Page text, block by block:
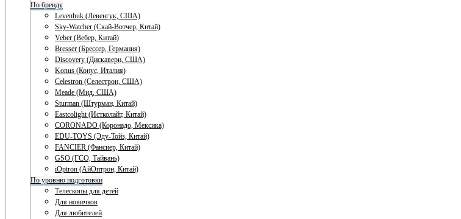
По бренду
Levenhuk (Левенгук, США)
Sky-Watcher (Скай-Вотчер, Китай)
Veber (Вебер, Китай)
Bresser (Брессер, Германия)
Discovery (Дискавери, США)
Konus (Конус, Италия)
Celestron (Селестрон, США)
Meade (Мид, США)
Sturman (Штурман, Китай)
Eastcolight (Истколайт, Китай)
CORONADO (Коронадо, Мексика)
EDU-TOYS (Эду-Тойз, Китай)
FANCIER (Фансиер, Китай)
GSO (ГСО, Тайвань)
iOptron (АйОптрон, Китай)
По уровню подготовки
Телескопы для детей
Для новичков
Для любителей